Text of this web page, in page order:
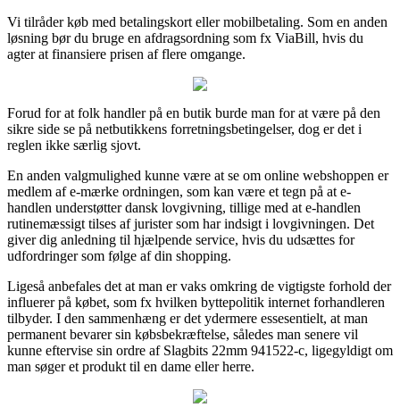
Vi tilråder køb med betalingskort eller mobilbetaling. Som en anden
løsning bør du bruge en afdragsordning som fx ViaBill, hvis du
agter at finansiere prisen af flere omgange.
Forud for at folk handler på en butik burde man for at være på den
sikre side se på netbutikkens forretningsbetingelser, dog er det i
reglen ikke særlig sjovt.
En anden valgmulighed kunne være at se om online webshoppen er
medlem af e-mærke ordningen, som kan være et tegn på at e-
handlen understøtter dansk lovgivning, tillige med at e-handlen
rutinemæssigt tilses af jurister som har indsigt i lovgivningen. Det
giver dig anledning til hjælpende service, hvis du udsættes for
udfordringer som følge af din shopping.
Ligeså anbefales det at man er vaks omkring de vigtigste forhold der
influerer på købet, som fx hvilken byttepolitik internet forhandleren
tilbyder. I den sammenhæng er det ydermere essesentielt, at man
permanent bevarer sin købsbekræftelse, således man senere vil
kunne eftervise sin ordre af Slagbits 22mm 941522-c, ligegyldigt om
man søger et produkt til en dame eller herre.